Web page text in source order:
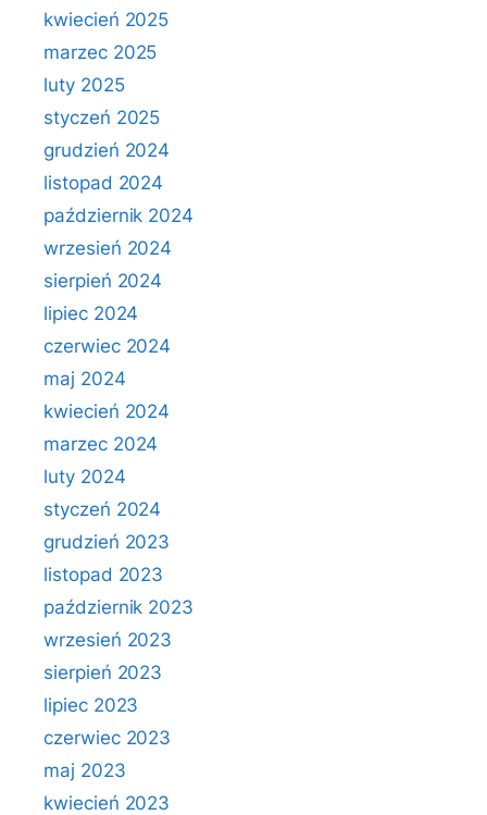
kwiecień 2025
marzec 2025
luty 2025
styczeń 2025
grudzień 2024
listopad 2024
październik 2024
wrzesień 2024
sierpień 2024
lipiec 2024
czerwiec 2024
maj 2024
kwiecień 2024
marzec 2024
luty 2024
styczeń 2024
grudzień 2023
listopad 2023
październik 2023
wrzesień 2023
sierpień 2023
lipiec 2023
czerwiec 2023
maj 2023
kwiecień 2023